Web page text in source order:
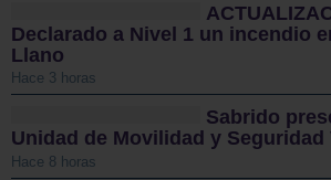
Declarado a Nivel 1 un incendio
Llano
Hace 3 horas
Sabrido
Unidad de Movilidad y Seguridad
Hace 8 horas